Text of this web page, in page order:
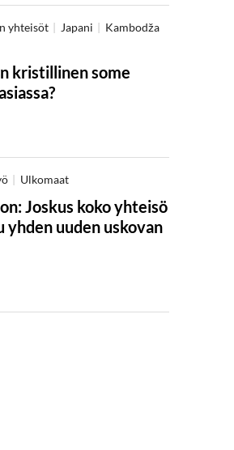
yhteisöt Japani
Kambodža
kristillinen some
Ulkomaat
Joskus koko yhteisö
yhden uuden uskovan